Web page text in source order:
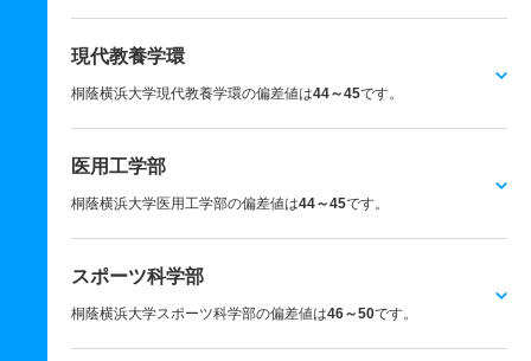
現代教養学環
桐蔭横浜大学現代教養学環の偏差値は44～45です。
医用工学部
桐蔭横浜大学医用工学部の偏差値は44～45です。
スポーツ科学部
桐蔭横浜大学スポーツ科学部の偏差値は46～50です。